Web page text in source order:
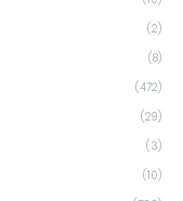
(2)
(8)
(472)
(29)
(3)
(10)